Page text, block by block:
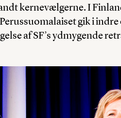
kernevælgerne. I
gik i
af SF’s ydmygende